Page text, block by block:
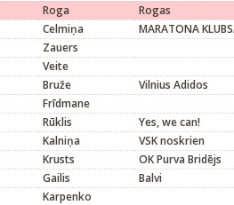
Roga
Rogas
Celmiņa
MARATONA
Zauers
Veite
Bruže
Vilnius Adidos
Frīdmane
Rūklis
Yes, we can!
Kalniņa
VSK noskrien
Krusts
OK Purva Bridējs
Gailis
Balvi
Karpenko